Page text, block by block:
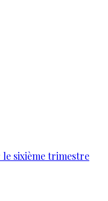
sixième trimestre